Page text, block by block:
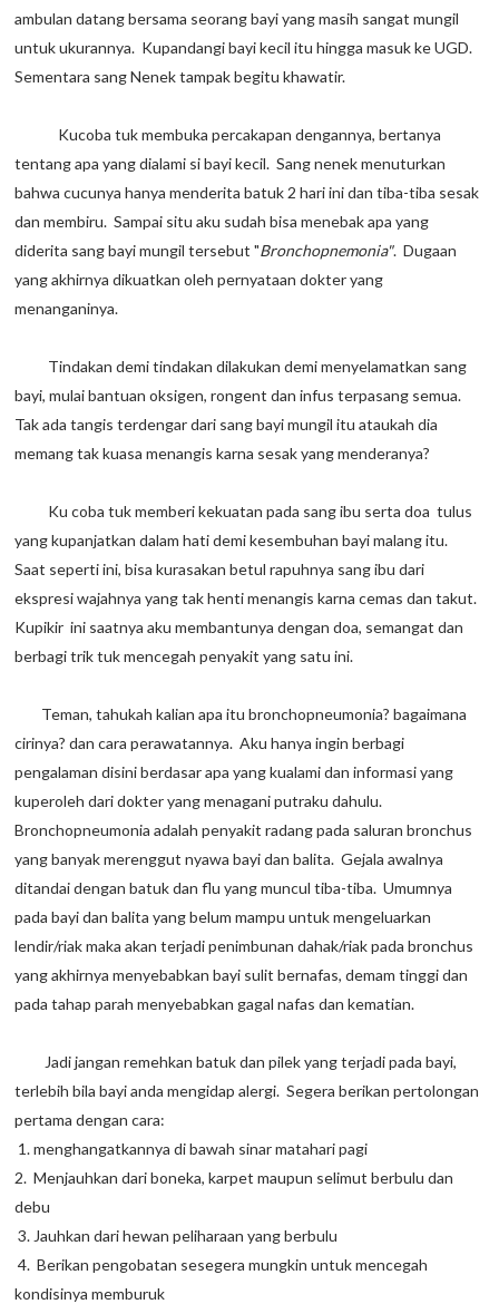
ambulan datang bersama seorang bayi yang masih sangat mungil
untuk ukurannya. Kupandangi bayi kecil itu hingga masuk ke UGD.
Sementara sang Nenek tampak begitu khawatir.
Kucoba tuk membuka percakapan dengannya, bertanya
tentang apa yang dialami si bayi kecil. Sang nenek menuturkan
bahwa cucunya hanya menderita batuk 2 hari ini dan tiba-tiba sesak
dan membiru. Sampai situ aku sudah bisa menebak apa yang
diderita sang bayi mungil tersebut "Bronchopnemonia". Dugaan
yang akhirnya dikuatkan oleh pernyataan dokter yang
menanganinya.
Tindakan demi tindakan dilakukan demi menyelamatkan sang
bayi, mulai bantuan oksigen, rongent dan infus terpasang semua.
Tak ada tangis terdengar dari sang bayi mungil itu ataukah dia
memang tak kuasa menangis karna sesak yang menderanya?
Ku coba tuk memberi kekuatan pada sang ibu serta doa tulus
yang kupanjatkan dalam hati demi kesembuhan bayi malang itu.
Saat seperti ini, bisa kurasakan betul rapuhnya sang ibu dari
ekspresi wajahnya yang tak henti menangis karna cemas dan takut.
Kupikir ini saatnya aku membantunya dengan doa, semangat dan
berbagi trik tuk mencegah penyakit yang satu ini.
Teman, tahukah kalian apa itu bronchopneumonia? bagaimana
cirinya? dan cara perawatannya. Aku hanya ingin berbagi
pengalaman disini berdasar apa yang kualami dan informasi yang
kuperoleh dari dokter yang menagani putraku dahulu.
Bronchopneumonia adalah penyakit radang pada saluran bronchus
yang banyak merenggut nyawa bayi dan balita. Gejala awalnya
ditandai dengan batuk dan flu yang muncul tiba-tiba. Umumnya
pada bayi dan balita yang belum mampu untuk mengeluarkan
lendir/riak maka akan terjadi penimbunan dahak/riak pada bronchus
yang akhirnya menyebabkan bayi sulit bernafas, demam tinggi dan
pada tahap parah menyebabkan gagal nafas dan kematian.
Jadi jangan remehkan batuk dan pilek yang terjadi pada bayi,
terlebih bila bayi anda mengidap alergi. Segera berikan pertolongan
pertama dengan cara:
1. menghangatkannya di bawah sinar matahari pagi
2. Menjauhkan dari boneka, karpet maupun selimut berbulu dan
debu
3. Jauhkan dari hewan peliharaan yang berbulu
4. Berikan pengobatan sesegera mungkin untuk mencegah
kondisinya memburuk